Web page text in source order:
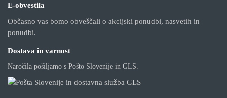
E-obvestila
Občasno vas bomo obveščali o akcijski ponudbi, nasvetih in
ponudbi.
Dostava in varnost
Naročila pošiljamo s Pošto Slovenije in GLS.